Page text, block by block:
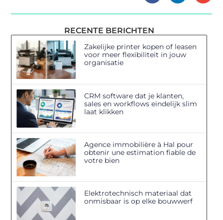
RECENTE BERICHTEN
Zakelijke printer kopen of leasen
voor meer flexibiliteit in jouw
organisatie
CRM software dat je klanten,
sales en workflows eindelijk slim
laat klikken
Agence immobilière à Hal pour
obtenir une estimation fiable de
votre bien
Elektrotechnisch materiaal dat
onmisbaar is op elke bouwwerf